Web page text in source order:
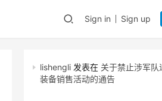
Sign in Sign up
lishengli 发表在 关于禁止涉军队
装备销售活动的通告